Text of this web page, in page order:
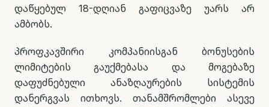
დაწყებულ 18-დღიან გაფიცვაზე უარს არ
ამბობს.
პროფკავშირი კომპანიისგან ბონუსების
ლიმიტების გაუქმებასა და მოგებაზე
დაფუძნებული ანაზღაურების სისტემის
დანერგვას ითხოვს. თანამშრომლები ასევე